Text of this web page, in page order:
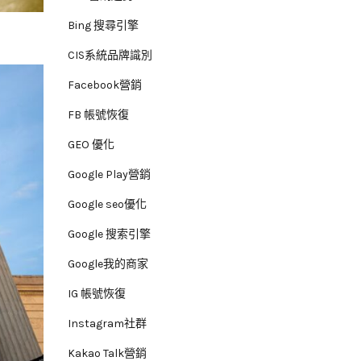
Bing 搜尋引擎
CIS系統品牌識別
Facebook營銷
FB 帳號恢復
GEO 優化
Google Play營銷
Google seo優化
Google 搜索引擎
Google我的商家
IG 帳號恢復
Instagram社群
Kakao Talk營銷